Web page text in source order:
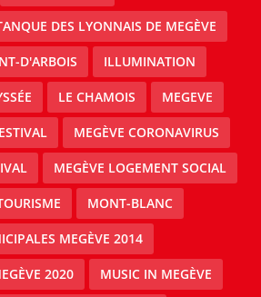
DES LYONNAIS DE MEGÈVE
D'ARBOIS ILLUMINATION
LE CHAMOIS MEGEVE
MEGÈVE CORONAVIRUS
MEGÈVE LOGEMENT SOCIAL
MONT-BLANC
MEGÈVE 2014
2020 MUSIC IN MEGÈVE